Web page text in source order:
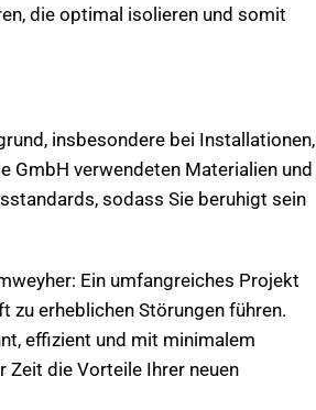
die optimal isolieren und somit
insbesondere bei Installationen,
GmbH verwendeten Materialien und
sodass Sie beruhigt sein
Ein umfangreiches Projekt
zu erheblichen Störungen führen.
effizient und mit minimalem
Zeit die Vorteile Ihrer neuen